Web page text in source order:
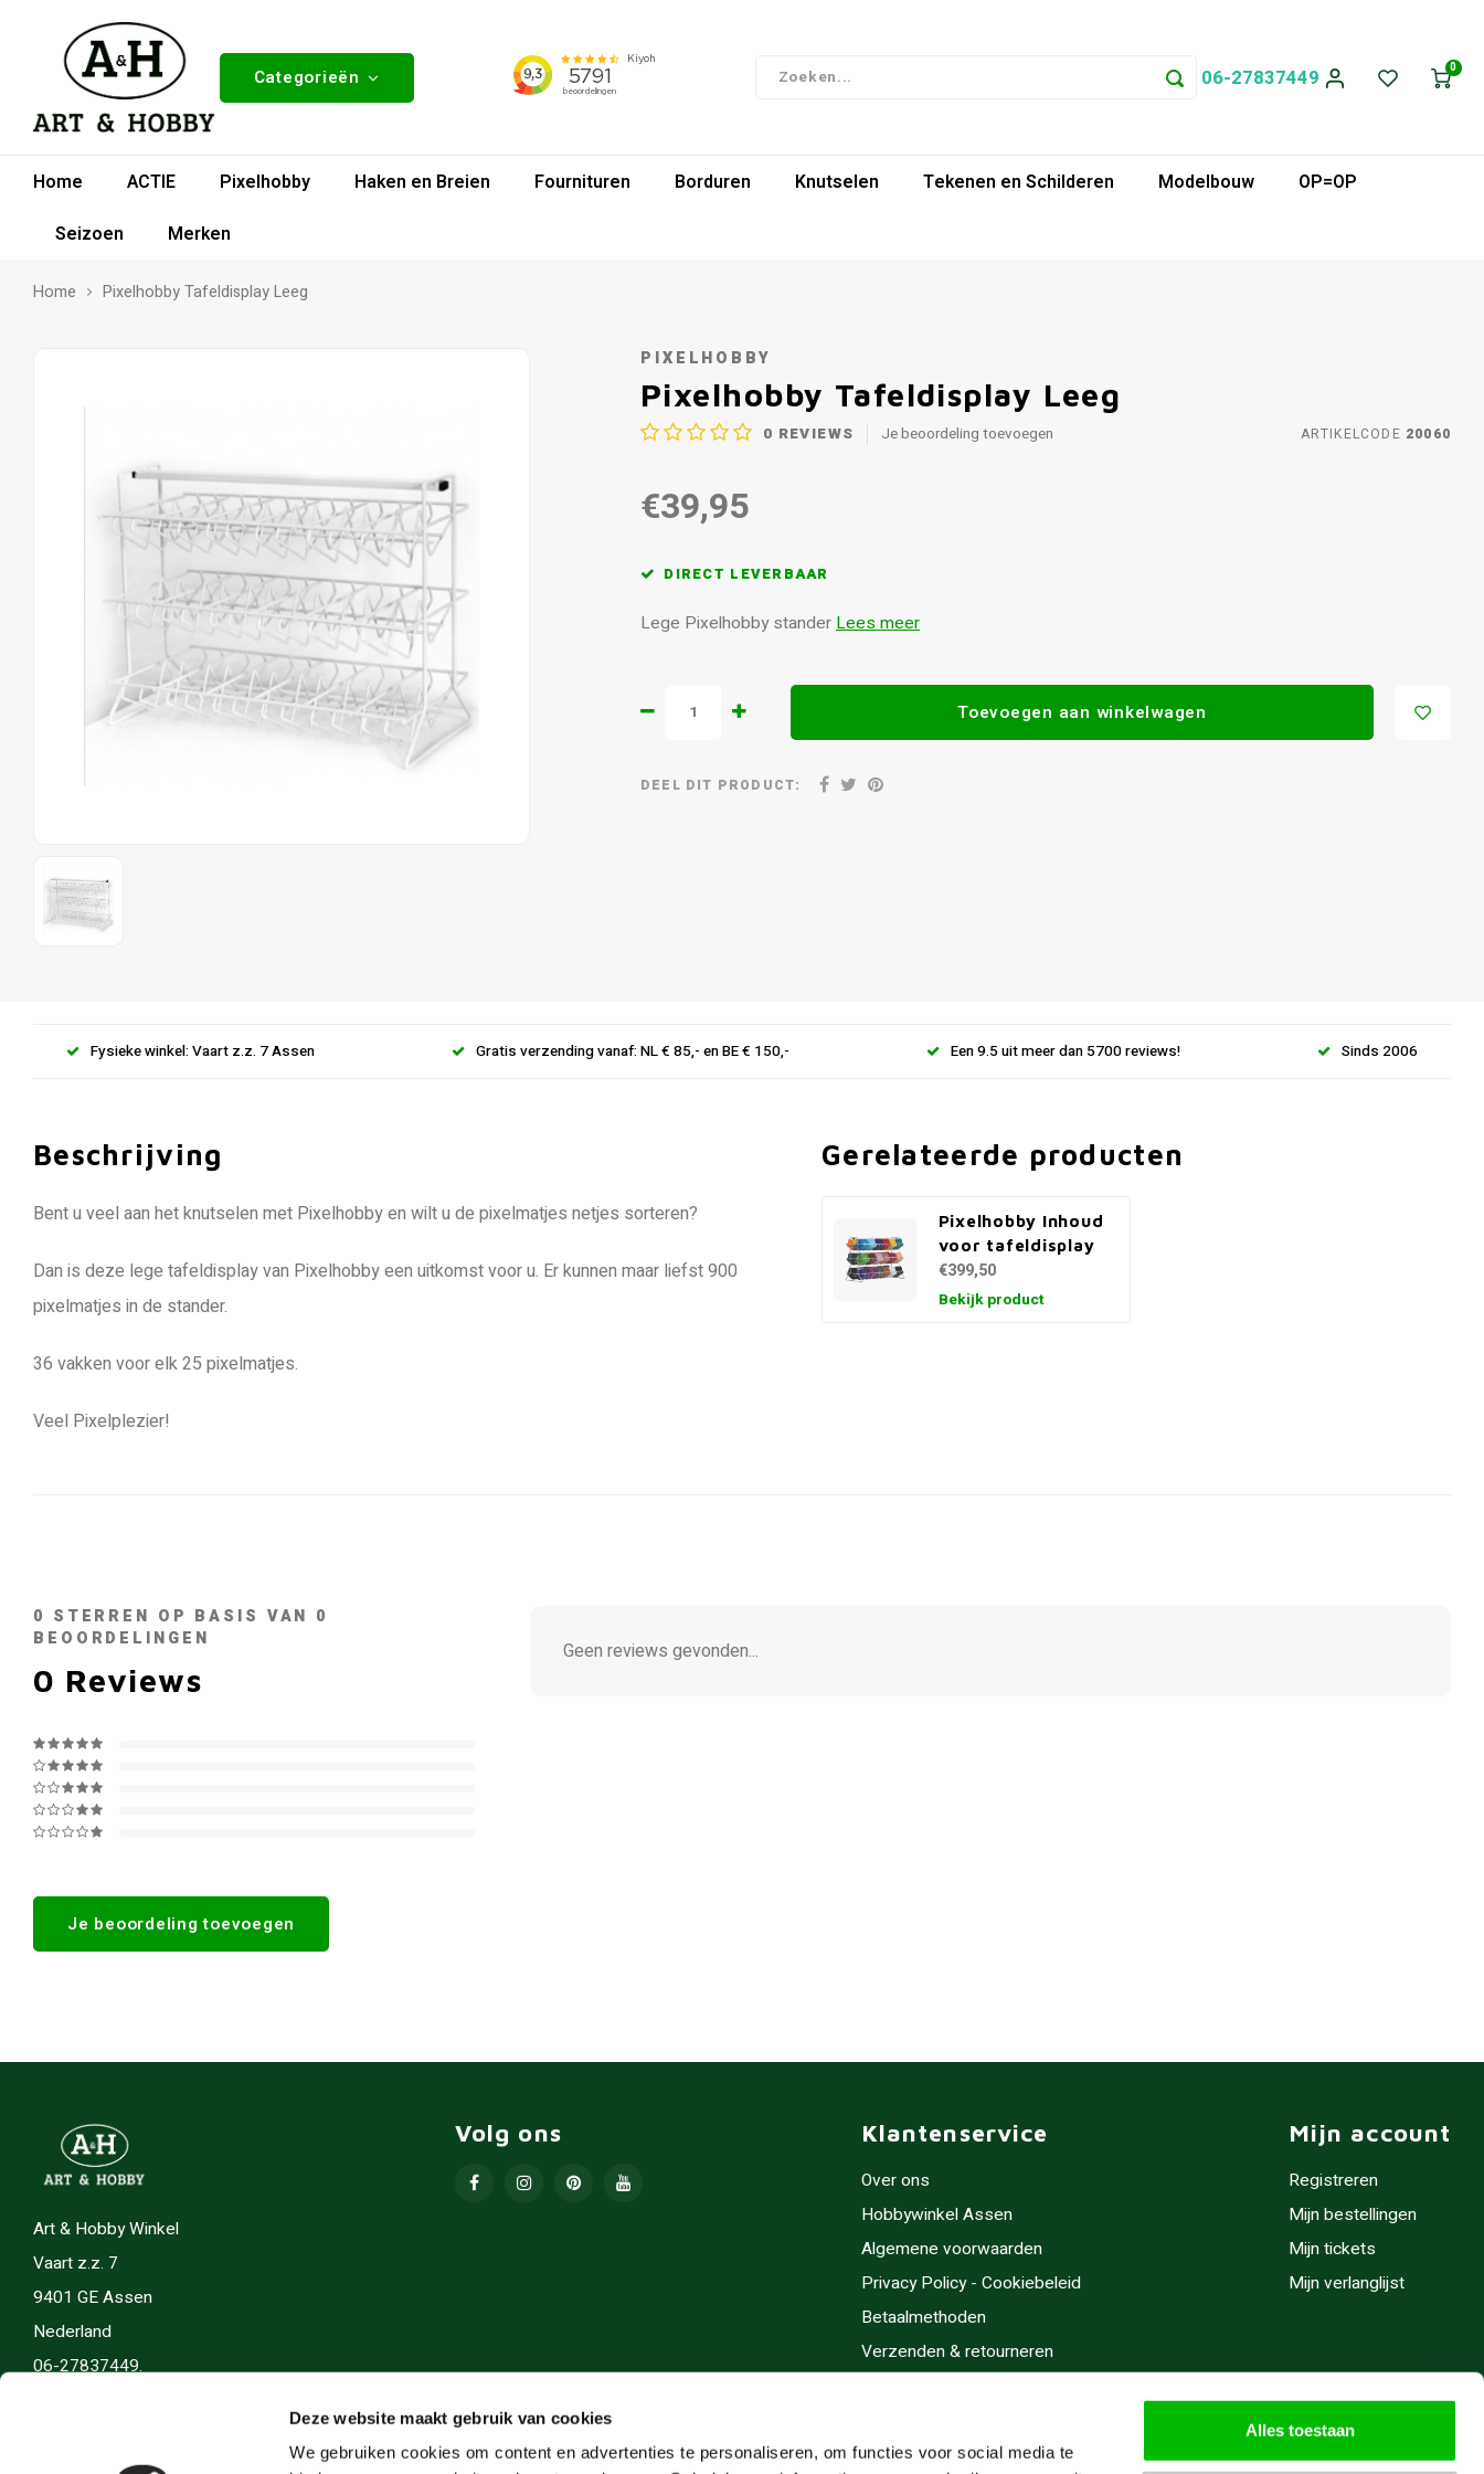
Deze website maakt gebruik van cookies
We gebruiken cookies om content en advertenties te personaliseren, om functies voor social media te
Alles toestaan
Categorieën 06-27837449 0
Home ACTIE Pixelhobby Haken en Breien Fournituren Borduren Knutselen Tekenen en Schilderen Modelbouw
OP=OP
Seizoen
Merken
Home Pixelhobby Tafeldisplay Leeg
PIXELHOBBY
Pixelhobby Tafeldisplay Leeg
0 REVIEWS Je beoordeling toevoegen ARTIKELCODE 20060
€39,95
DIRECT LEVERBAAR
Lege Pixelhobby standerLees meer
Toevoegen aan winkelwagen
DEEL DIT PRODUCT:
Fysieke winkel: Vaart z.z. 7 Assen Gratis verzending vanaf: NL € 85,- en BE € 150,- Een 9.5 uit meer dan 5700 reviews! Sinds 2006
Beschrijving
Bent u veel aan het knutselen met Pixelhobby en wilt u de pixelmatjes netjes sorteren?
Dan is deze lege tafeldisplay van Pixelhobby een uitkomst voor u. Er kunnen maar liefst 900
pixelmatjes in de stander.
36 vakken voor elk 25 pixelmatjes.
Veel Pixelplezier!
Gerelateerde producten
Pixelhobby Inhoud
voor tafeldisplay
€399,50
Bekijk product
0 STERREN OP BASIS VAN 0
BEOORDELINGEN
0 Reviews
Je beoordeling toevoegen
Geen reviews gevonden...
Art & Hobby Winkel
Vaart z.z. 7
9401 GE Assen
Nederland
06-27837449.
Volg ons Klantenservice
Over ons
Hobbywinkel Assen
Algemene voorwaarden
Privacy Policy - Cookiebeleid
Betaalmethoden
Verzenden & retourneren
Cadeaubonnen
Mijn account
Registreren
Mijn bestellingen
Mijn tickets
Mijn verlanglijst